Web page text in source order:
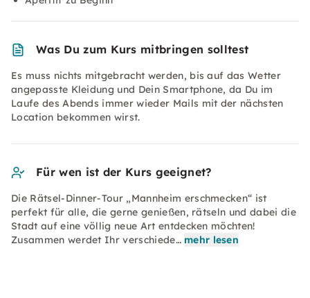
Was Du zum Kurs mitbringen solltest
Es muss nichts mitgebracht werden, bis auf das Wetter
angepasste Kleidung und Dein Smartphone, da Du im
Laufe des Abends immer wieder Mails mit der nächsten
Location bekommen wirst.
Für wen ist der Kurs geeignet?
Die Rätsel-Dinner-Tour „Mannheim erschmecken“ ist
perfekt für alle, die gerne genießen, rätseln und dabei die
Stadt auf eine völlig neue Art entdecken möchten!
Zusammen werdet Ihr verschiede… mehr lesen